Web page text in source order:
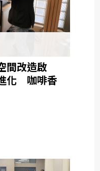
間改造啟
化 咖啡香